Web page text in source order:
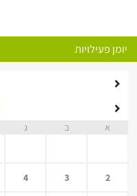
יומן פעילויות
א ב ג
2
3
4